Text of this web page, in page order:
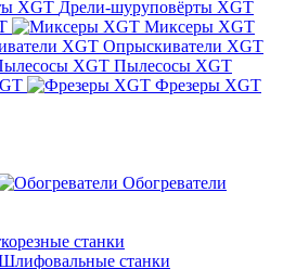
Дрели-шуруповёрты XGT
Миксеры XGT
Опрыскиватели XGT
Пылесосы XGT
Фрезеры XGT
Обогреватели
станки